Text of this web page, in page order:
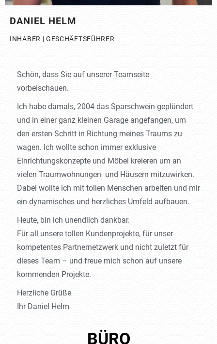
DANIEL HELM
INHABER | GESCHÄFTSFÜHRER
Schön, dass Sie auf unserer Teamseite
vorbeischauen.
Ich habe damals, 2004 das Sparschwein geplündert
und in einer ganz kleinen Garage angefangen, um
den ersten Schritt in Richtung meines Traums zu
wagen. Ich wollte schon immer exklusive
Einrichtungskonzepte und Möbel kreieren um an
vielen Traumwohnungen- und Häusern mitzuwirken.
Dabei wollte ich mit tollen Menschen arbeiten und mir
ein dynamisches und herzliches Umfeld aufbauen.
Heute, bin ich unendlich dankbar.
Für all unsere tollen Kundenprojekte, für unser
kompetentes Partnernetzwerk und nicht zuletzt für
dieses Team – und freue mich schon auf unsere
kommenden Projekte.
Herzliche Grüße
Ihr Daniel Helm
BÜRO